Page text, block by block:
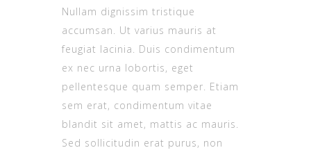
Nullam dignissim tristique
accumsan. Ut varius mauris at
feugiat lacinia. Duis condimentum
ex nec urna lobortis, eget
pellentesque quam semper. Etiam
sem erat, condimentum vitae
blandit sit amet, mattis ac mauris.
Sed sollicitudin erat purus, non